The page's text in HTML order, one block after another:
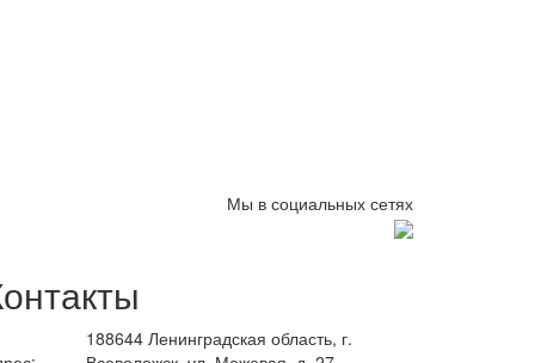
Мы в социальных сетях
188644 Ленинградская область, г.